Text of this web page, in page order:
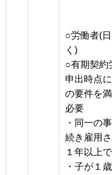
○労働者(
く)
○有期契約
申出時点
の要件を
必要
・同一の
続き雇用
１年以上
・子が１